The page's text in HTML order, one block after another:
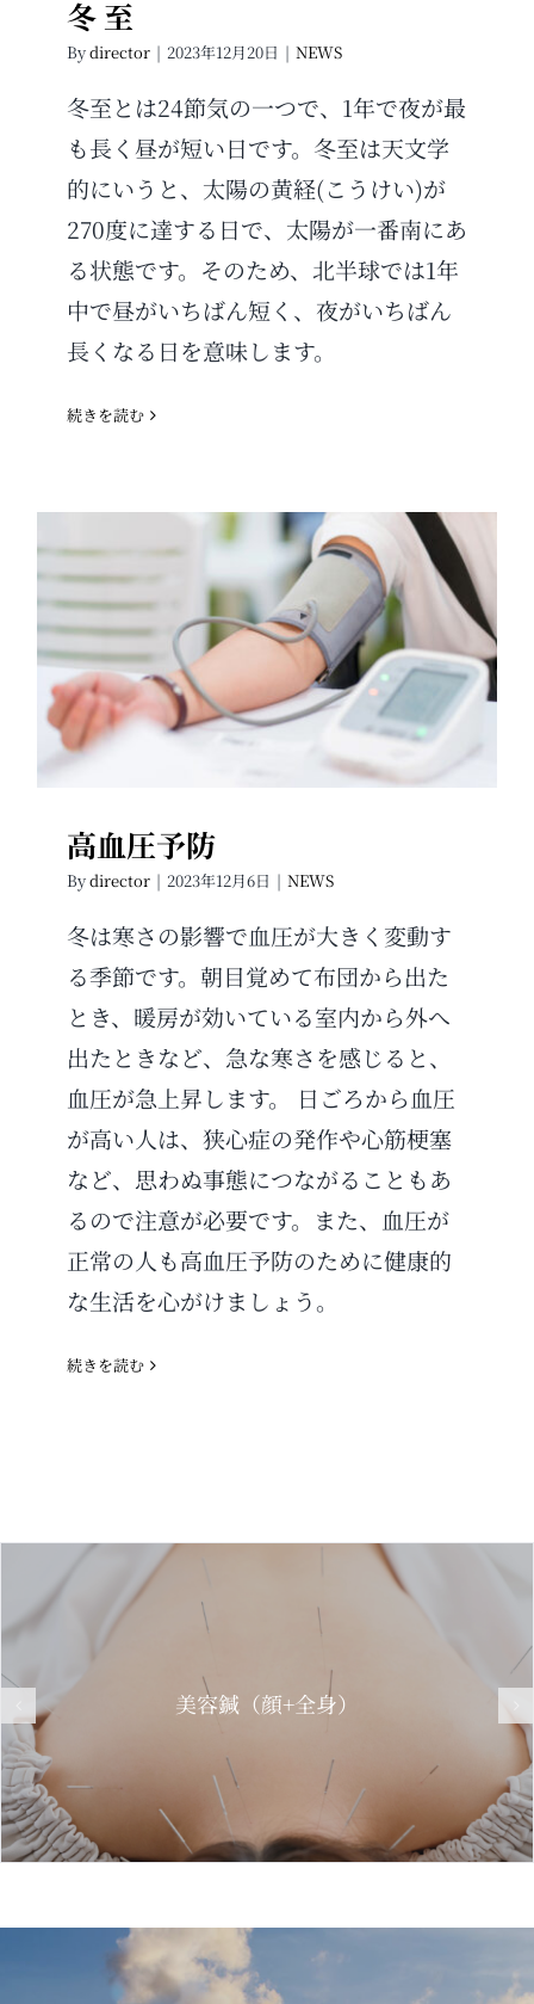
冬 至
Bydirector | 2023年12月20日 | NEWS
冬至とは24節気の一つで、1年で夜が最
も長く昼が短い日です。冬至は天文学
的にいうと、太陽の黄経(こうけい)が
270度に達する日で、太陽が一番南にあ
る状態です。そのため、北半球では1年
中で昼がいちばん短く、夜がいちばん
長くなる日を意味します。
続きを読む
高血圧予防
高血圧予防
Bydirector | 2023年12月6日 | NEWS
冬は寒さの影響で血圧が大きく変動す
る季節です。朝目覚めて布団から出た
とき、暖房が効いている室内から外へ
出たときなど、急な寒さを感じると、
血圧が急上昇します。 日ごろから血圧
が高い人は、狭心症の発作や心筋梗塞
など、思わぬ事態につながることもあ
るので注意が必要です。また、血圧が
正常の人も高血圧予防のために健康的
な生活を心がけましょう。
続きを読む
美容鍼（顔+全身）